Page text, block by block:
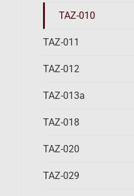
TAZ-010
TAZ-011
TAZ-012
TAZ-013a
TAZ-018
TAZ-020
TAZ-029